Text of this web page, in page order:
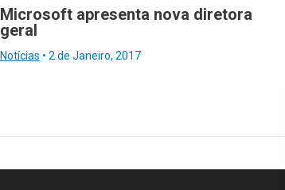
Microsoft apresenta nova diretora
geral
Notícias • 2 de Janeiro, 2017